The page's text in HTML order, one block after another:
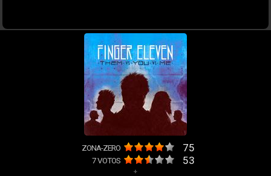
ZONA-ZERO 75
7VOTOS 53
+